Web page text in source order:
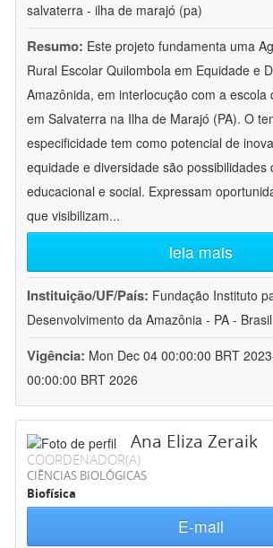
salvaterra - ilha de marajó (pa)
Resumo: Este projeto fundamenta uma
Rural Escolar Quilombola em Equidade e
Amazônida, em interlocução com a escola
em Salvaterra na Ilha de Marajó (PA). O
especificidade tem como potencial de
equidade e diversidade são possibilidades
educacional e social. Expressam
que visibilizam...
leia mais
Instituição/UF/País: Fundação Instituto
Desenvolvimento da Amazônia - PA - Brasil
Vigência: Mon Dec 04 00:00:00 BRT
00:00:00 BRT 2026
Ana Eliza Zeraik
COORDENADOR(A)
CIÊNCIAS BIOLÓGICAS
Biofísica
E-mail